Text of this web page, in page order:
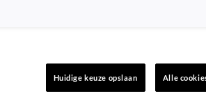
Huidige keuze opslaan Alle